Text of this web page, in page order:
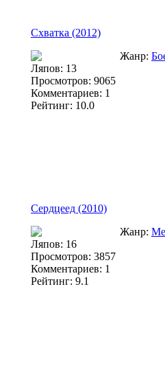
Схватка (2012)
Жанр:
Ляпов: 13
Просмотров: 9065
Комментариев: 1
Рейтинг: 10.0
Сердцеед (2010)
Жанр:
Ляпов: 16
Просмотров: 3857
Комментариев: 1
Рейтинг: 9.1